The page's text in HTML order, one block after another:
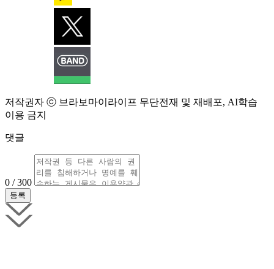
저작권자 ⓒ 브라보마이라이프 무단전재 및 재배포, AI학습
이용 금지
댓글
0 / 300